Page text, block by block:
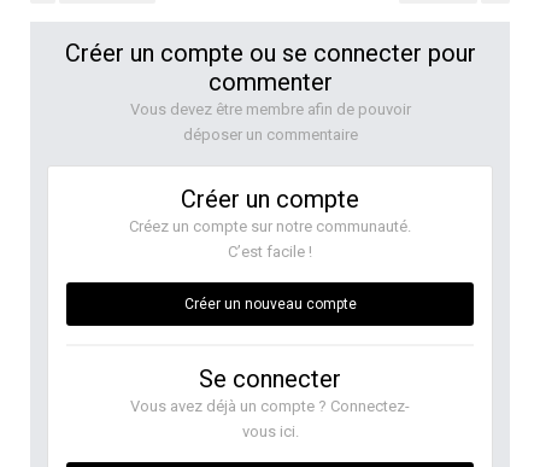
Créer un compte ou se connecter pour
commenter
Vous devez être membre afin de pouvoir
déposer un commentaire
Créer un compte
Créez un compte sur notre communauté.
C’est facile !
Créer un nouveau compte
Se connecter
Vous avez déjà un compte ? Connectez-
vous ici.